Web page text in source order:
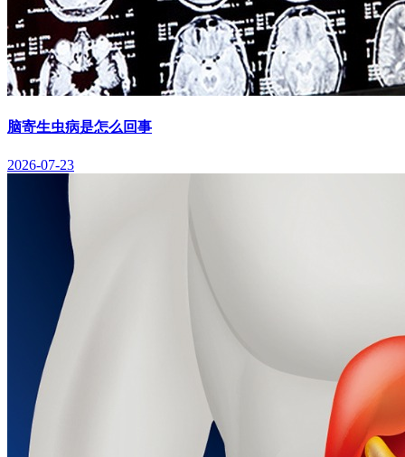
脑寄生虫病是怎么回事
2026-07-23